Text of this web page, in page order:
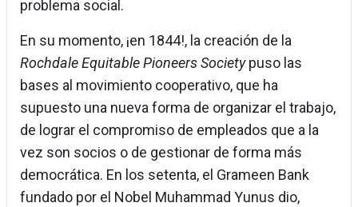
problema social.
En su momento, ¡en 1844!, la creación de la
Rochdale Equitable Pioneers Societypuso las
bases al movimiento cooperativo, que ha
supuesto una nueva forma de organizar el trabajo,
de lograr el compromiso de empleados que a la
vez son socios o de gestionar de forma más
democrática. En los setenta, el Grameen Bank
fundado por el Nobel Muhammad Yunus dio,